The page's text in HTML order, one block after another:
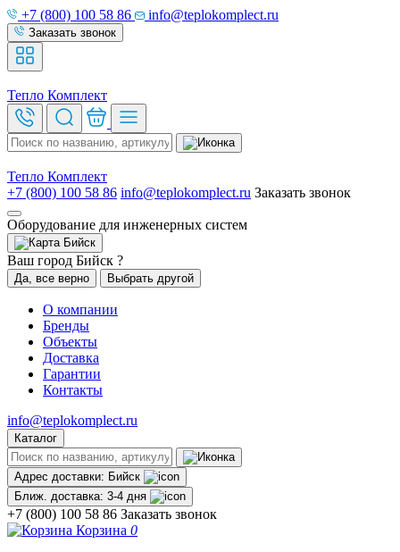
+7 (800) 100 58 86 info@teplokomplect.ru
Заказать звонок
Тепло Комплект
Тепло Комплект
+7 (800) 100 58 86 info@teplokomplect.ru Заказать звонок
Оборудование для инженерных систем
Бийск
Ваш город Бийск ?
Да, все верно Выбрать другой
О компании
Бренды
Объекты
Доставка
Гарантии
Контакты
info@teplokomplect.ru
Каталог
Адрес доставки: Бийск
Ближ. доставка: 3-4 дня
+7 (800) 100 58 86 Заказать звонок
Корзина 0